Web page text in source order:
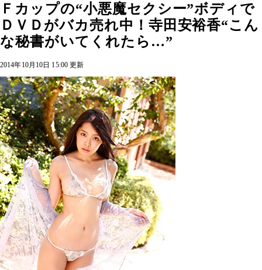
Ｆカップの“小悪魔セクシー”ボディで
ＤＶＤがバカ売れ中！寺田安裕香“こん
な秘書がいてくれたら…”
2014年10月10日 15:00 更新